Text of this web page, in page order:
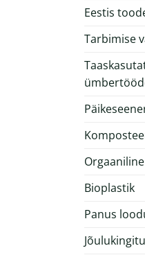
Eestis
Tarbimise
Bioplastik
Panus